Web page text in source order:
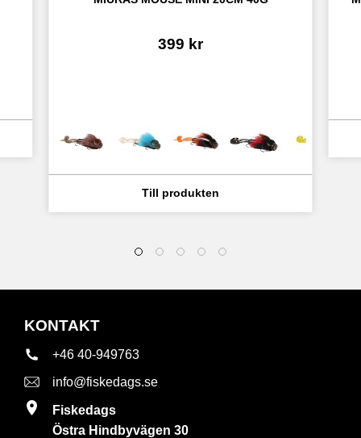
399 kr
KONTAKT
+46 40-949763
info@fiskedags.se
Fiskedags
Östra Hindbyvägen 30